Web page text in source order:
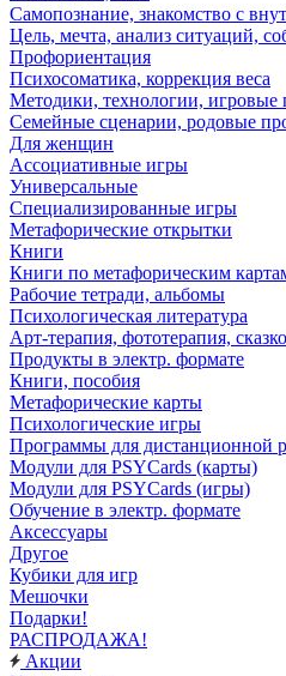
Самопознание, знакомство с
Цель, мечта, анализ ситуаций,
Профориентация
Психосоматика, коррекция веса
Методики, технологии, игровые
Семейные сценарии, родовые
Для женщин
Ассоциативные игры
Универсальные
Специализированные игры
Метафорические открытки
Книги
Книги по метафорическим
Рабочие тетради, альбомы
Психологическая литература
Арт-терапия, фототерапия,
Продукты в электр. формате
Книги, пособия
Метафорические карты
Психологические игры
Программы для дистанционной
Модули для PSYCards (карты)
Модули для PSYCards (игры)
Обучение в электр. формате
Аксессуары
Другое
Кубики для игр
Мешочки
Подарки!
РАСПРОДАЖА!
Акции